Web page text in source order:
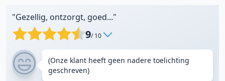
"Gezellig, ontzorgt, goed..."
9/ 10
(Onze klant heeft geen nadere toelichting
geschreven)